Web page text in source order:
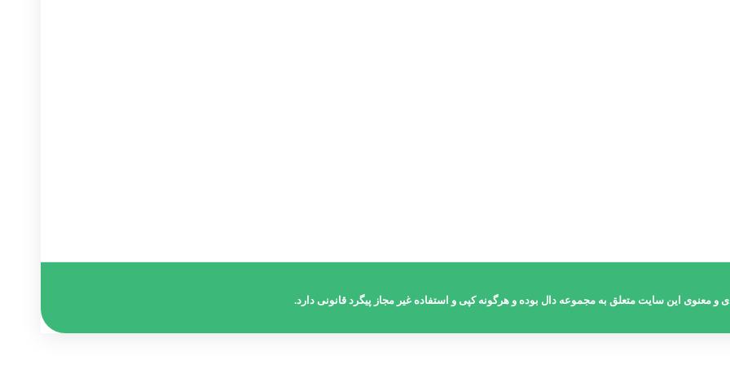
و معنوی این سایت متعلق به مجموعه دال بوده و هرگونه کپی و استفاده غیر مجاز پیگرد قانونی دارد.